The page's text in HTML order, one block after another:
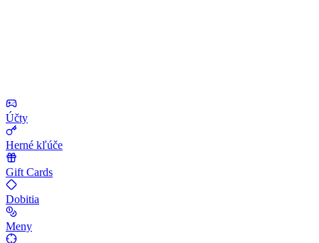
Účty
Herné kľúče
Gift Cards
Dobitia
Meny